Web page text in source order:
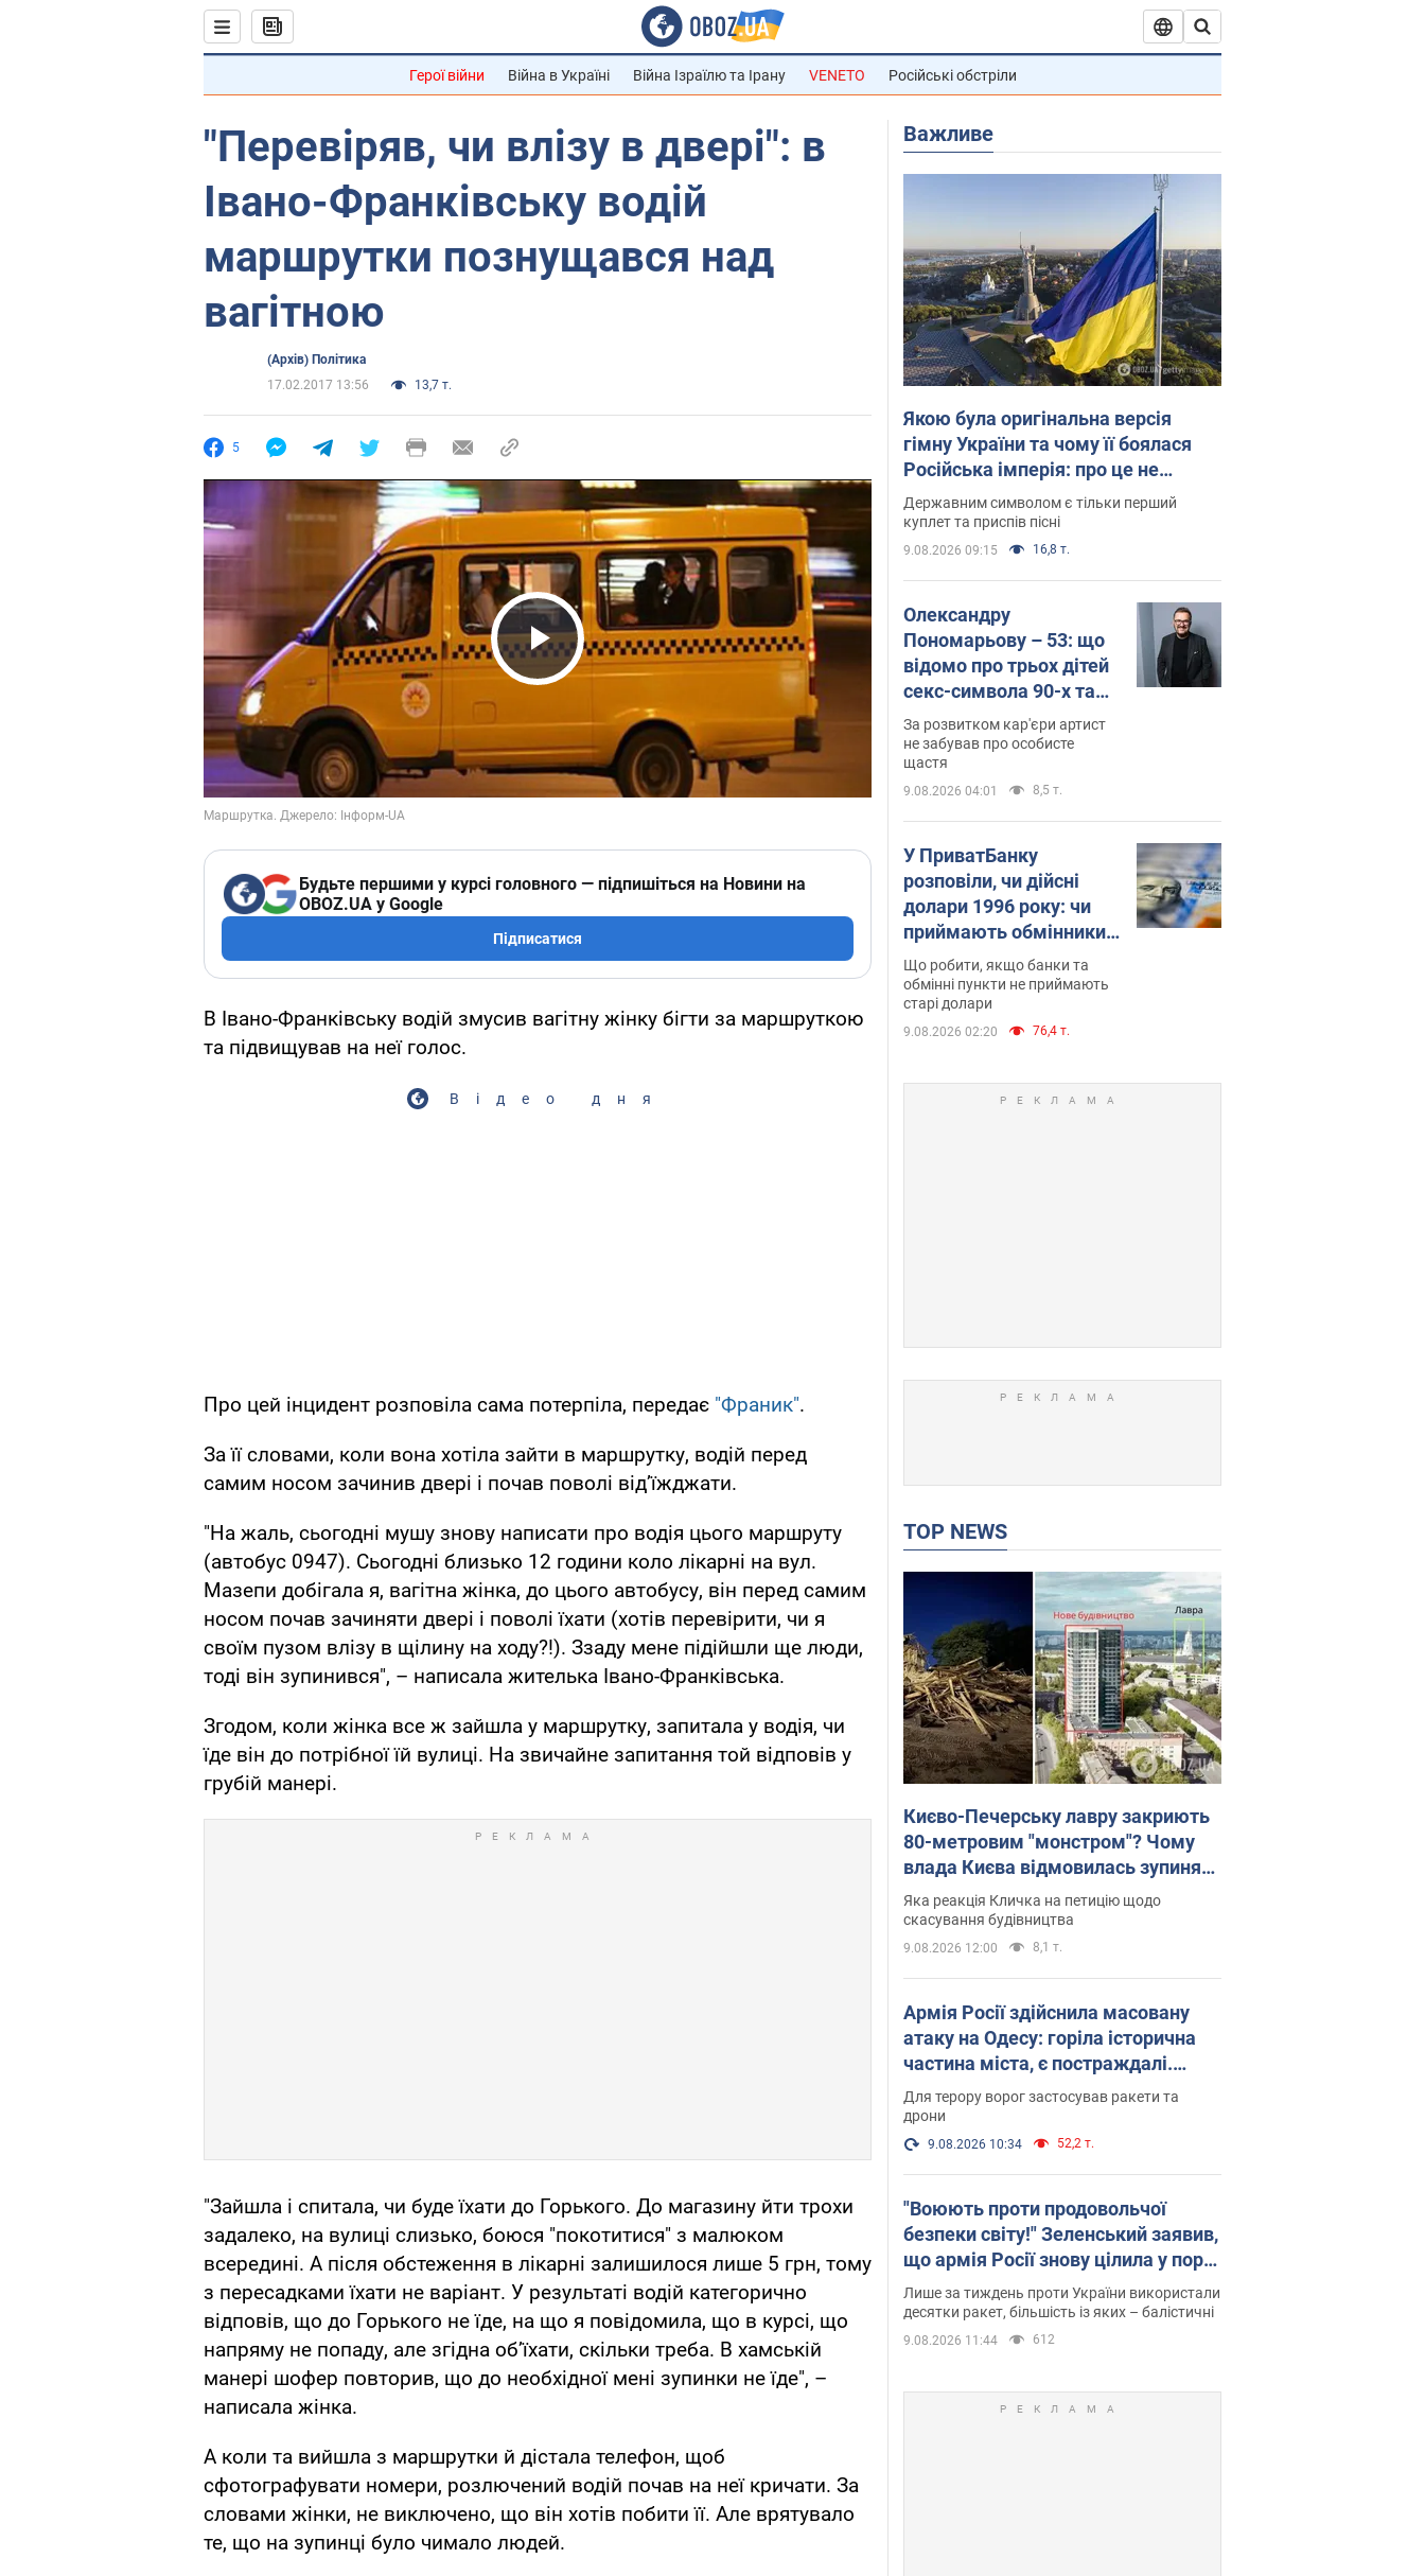
Герої війни Війна в Україні Війна Ізраїлю та Ірану VENETO Російські обстріли
"Перевіряв, чи влізу в двері": в
Івано-Франківську водій
маршрутки познущався над
вагітною
(Архів) Політика
17.02.2017 13:56
13,7 т.
5
Play Video
Будьте першими у курсі головного — підпишіться на Новини на
OBOZ.UA у Google
Підписатися
В Івано-Франківську водій змусив вагітну жінку бігти за маршруткою
та підвищував на неї голос.
Відео дня
Про цей інцидент розповіла сама потерпіла, передає "Франик".
За її словами, коли вона хотіла зайти в маршрутку, водій перед
самим носом зачинив двері і почав поволі від’їжджати.
"На жаль, сьогодні мушу знову написати про водія цього маршруту
(автобус 0947). Сьогодні близько 12 години коло лікарні на вул.
Мазепи добігала я, вагітна жінка, до цього автобусу, він перед самим
носом почав зачиняти двері і поволі їхати (хотів перевірити, чи я
своїм пузом влізу в щілину на ходу?!). Ззаду мене підійшли ще люди,
тоді він зупинився", – написала жителька Івано-Франківська.
Згодом, коли жінка все ж зайшла у маршрутку, запитала у водія, чи
їде він до потрібної їй вулиці. На звичайне запитання той відповів у
грубій манері.
"Зайшла і спитала, чи буде їхати до Горького. До магазину йти трохи
задалеко, на вулиці слизько, боюся "покотитися" з малюком
всередині. А після обстеження в лікарні залишилося лише 5 грн, тому
з пересадками їхати не варіант. У результаті водій категорично
відповів, що до Горького не їде, на що я повідомила, що в курсі, що
напряму не попаду, але згідна об’їхати, скільки треба. В хамській
манері шофер повторив, що до необхідної мені зупинки не їде", –
написала жінка.
А коли та вийшла з маршрутки й дістала телефон, щоб
сфотографувати номери, розлючений водій почав на неї кричати. За
словами жінки, не виключено, що він хотів побити її. Але врятувало
те, що на зупинці було чимало людей.
Важливе
Якою була оригінальна версія
гімну України та чому її боялася
Російська імперія: про це не
розповідають у школі
Державним символом є тільки перший
куплет та приспів пісні
9.08.2026 09:15 16,8 т.
Олександру
Пономарьову – 53: що
відомо про трьох дітей
секс-символа 90-х та
який вигляд вони
мають
За розвитком кар'єри артист
не забував про особисте
щастя
9.08.2026 04:01 8,5 т.
У ПриватБанку
розповіли, чи дійсні
долари 1996 року: чи
приймають обмінники
та банки такі купюри
Що робити, якщо банки та
обмінні пункти не приймають
старі долари
9.08.2026 02:20 76,4 т.
TOP NEWS
Києво-Печерську лавру закриють
80-метровим "монстром"? Чому
влада Києва відмовилась зупиняти
будівництво хмарочоса
"московського вірянина"
Яка реакція Кличка на петицію щодо
скасування будівництва
9.08.2026 12:00 8,1 т.
Армія Росії здійснила масовану
атаку на Одесу: горіла історична
частина міста, є постраждалі.
Фото та відео
Для терору ворог застосував ракети та
дрони
9.08.2026 10:34 52,2 т.
"Воюють проти продовольчої
безпеки світу!" Зеленський заявив,
що армія Росії знову цілила у порт
в Одесі
Лише за тиждень проти України використали
десятки ракет, більшість із яких – балістичні
9.08.2026 11:44 612